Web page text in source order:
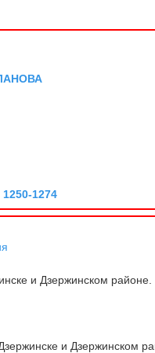
1274
и Дзержинском районе.
и Дзержинском